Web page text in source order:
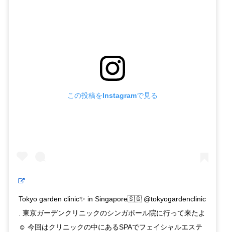
この投稿をInstagramで見る
Tokyo garden clinic✨ in Singapore🇸🇬 @tokyogardenclinic
. 東京ガーデンクリニックのシンガポール院に行って来たよ
☺️ 今回はクリニックの中にあるSPAでフェイシャルエステ